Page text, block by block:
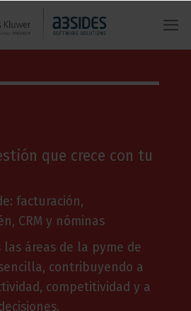
que crece con tu
facturación,
CRM y nóminas
áreas de la pyme de
contribuyendo a
competitividad y a